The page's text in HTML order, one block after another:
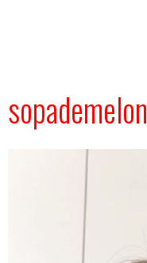
sopademelon